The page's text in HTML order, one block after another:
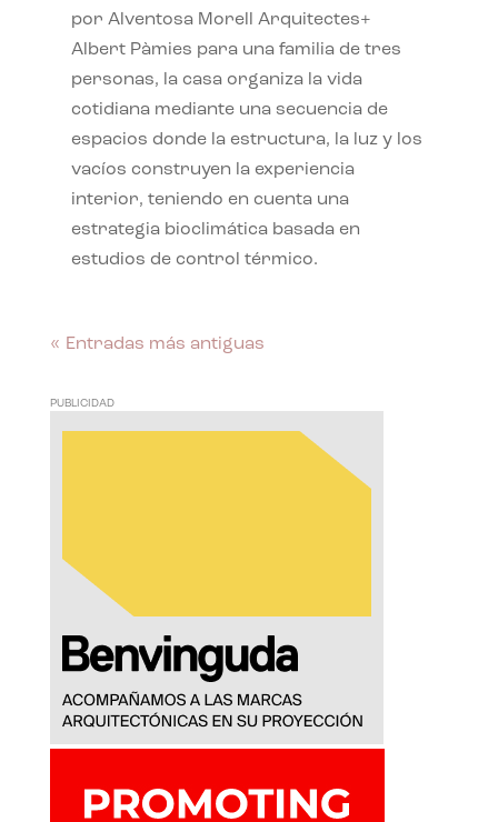
por Alventosa Morell Arquitectes+
Albert Pàmies para una familia de tres
personas, la casa organiza la vida
cotidiana mediante una secuencia de
espacios donde la estructura, la luz y los
vacíos construyen la experiencia
interior, teniendo en cuenta una
estrategia bioclimática basada en
estudios de control térmico.
« Entradas más antiguas
PUBLICIDAD